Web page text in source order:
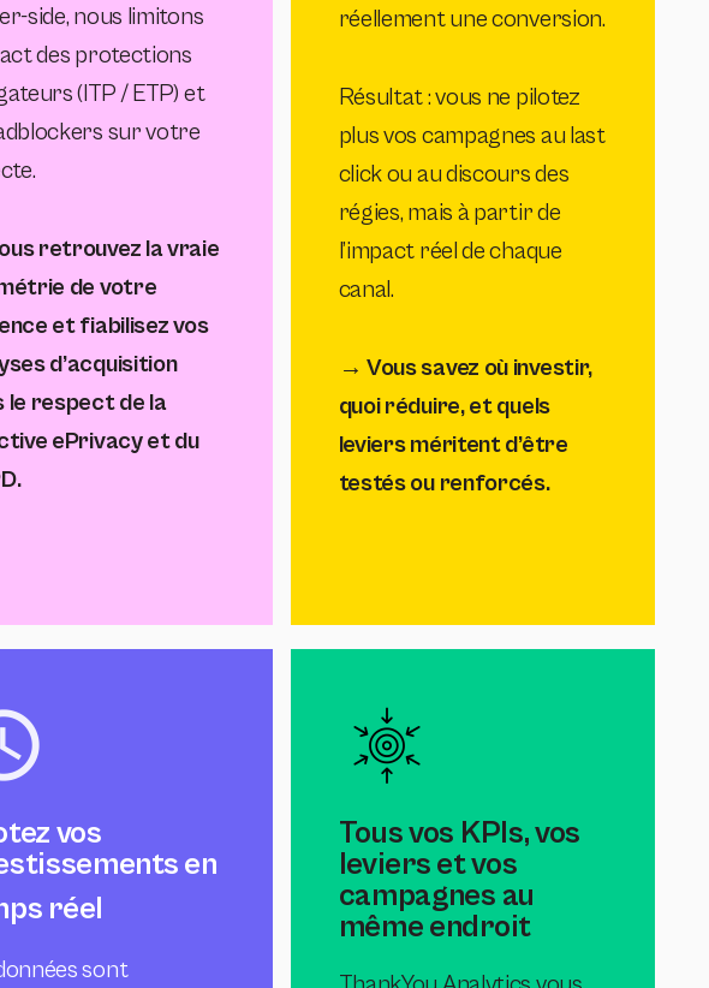
side, nous limitons
des protections
(ITP / ETP) et
sur votre
retrouvez la vraie
de votre
et fiabilisez vos
d’acquisition
le respect de la
ePrivacy et du
réellement une conversion.
Résultat : vous ne pilotez
plus vos campagnes au last
click ou au discours des
régies, mais à partir de
l’impact réel de chaque
canal.
→ Vous savez où investir,
quoi réduire, et quels
leviers méritent d’être
testés ou renforcés.
vos
en
réel
sont
Tous vos KPIs, vos
leviers et vos
campagnes au
même endroit